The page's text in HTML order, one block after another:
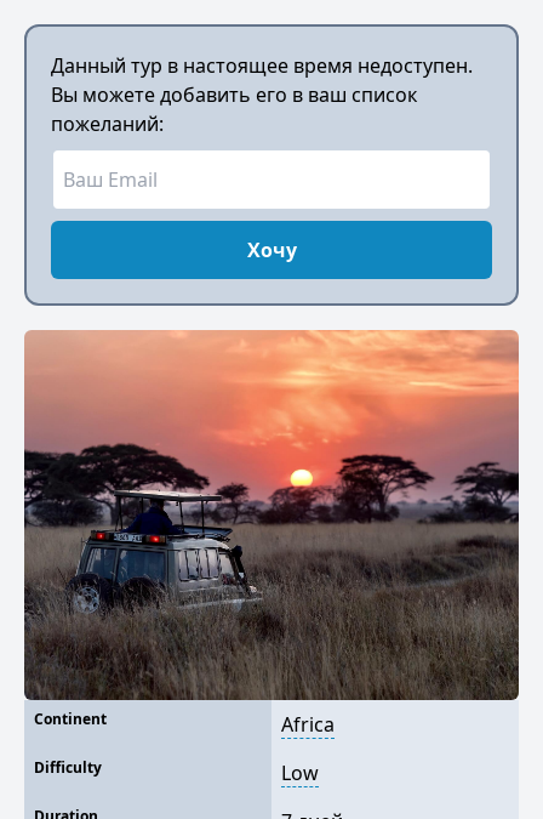
Continent Africa
Difficulty Low
Данный тур в настоящее время недоступен.
Вы можете добавить его в ваш список
пожеланий:
Хочу